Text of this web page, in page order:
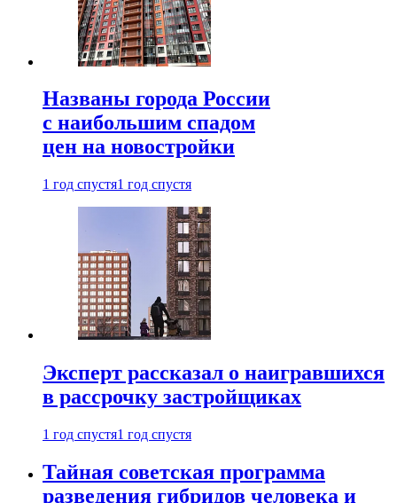
Названы города России
с наибольшим спадом
цен на новостройки
1 год спустя1 год спустя
Эксперт рассказал о наигравшихся
в рассрочку застройщиках
1 год спустя1 год спустя
Тайная советская программа
разведения гибридов человека и